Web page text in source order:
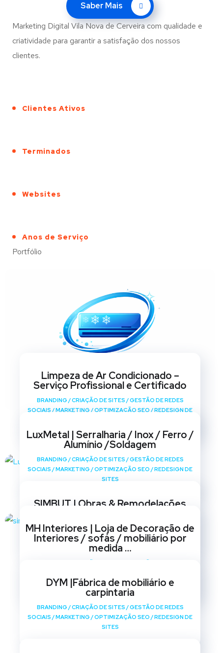
Saber Mais
Marketing Digital Vila Nova de Cerveira com qualidade e
criatividade para garantir a satisfação dos nossos
clientes.
Clientes Ativos
Terminados
Websites
Anos de Serviço
Portfólio
Limpeza de Ar Condicionado –
Serviço Profissional e Certificado
BRANDING /CRIAÇÃO DE SITES /GESTÃO DE REDES
SOCIAIS /MARKETING /OPTIMIZAÇÃO SEO /REDESIGN DE
LuxMetal | Serralharia / Inox / Ferro /
Alumínio /Soldagem
BRANDING /CRIAÇÃO DE SITES /GESTÃO DE REDES
SOCIAIS /MARKETING /OPTIMIZAÇÃO SEO /REDESIGN DE
SITES
SIMBUT | Obras & Remodelações
SOCIAIS /MARKETING OPTIMIZAÇÃO SEO/ REDESIGN DE
SITES
MH Interiores | Loja de Decoração de
Interiores / sofás / mobiliário por
medida …
SITES
DYM |Fábrica de mobiliário e
carpintaria
BRANDING /CRIAÇÃO DE SITES /GESTÃO DE REDES
SOCIAIS /MARKETING /OPTIMIZAÇÃO SEO /REDESIGN DE
SITES